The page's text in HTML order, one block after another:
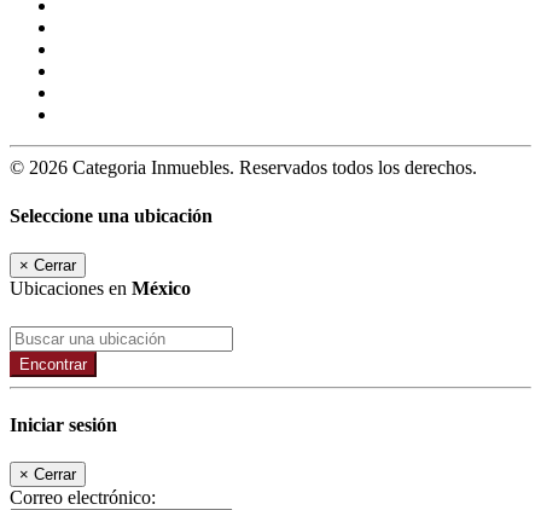
© 2026 Categoria Inmuebles. Reservados todos los derechos.
Seleccione una ubicación
× Cerrar
Ubicaciones en México
Encontrar
Iniciar sesión
× Cerrar
Correo electrónico: